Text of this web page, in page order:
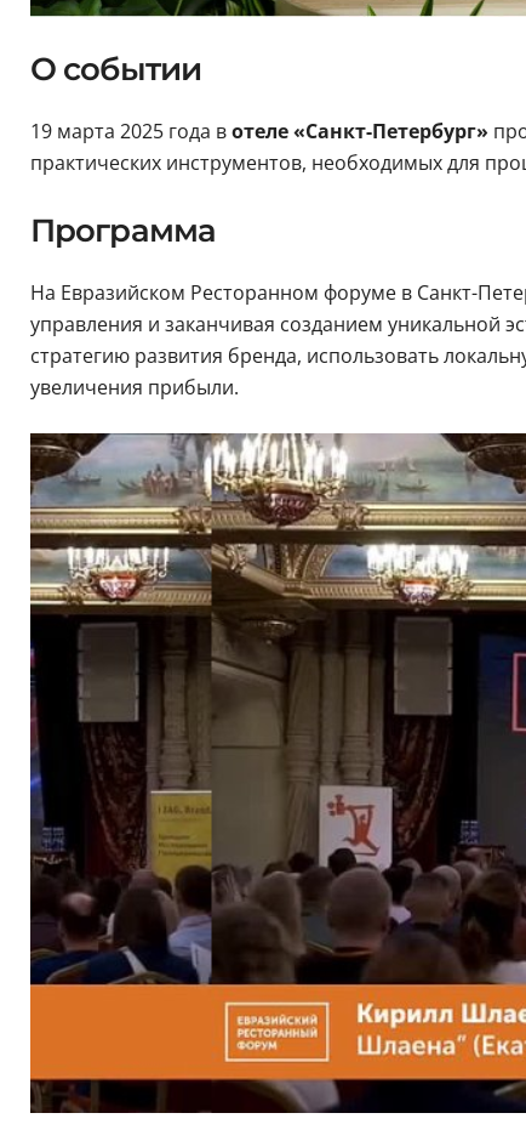
О событии
19 марта 2025 года вотеле «Санкт-Петербург»
практических инструментов, необходимых для
Программа
На Евразийском Ресторанном форуме в Санкт-
управления и заканчивая созданием уникальной
стратегию развития бренда, использовать
увеличения прибыли.